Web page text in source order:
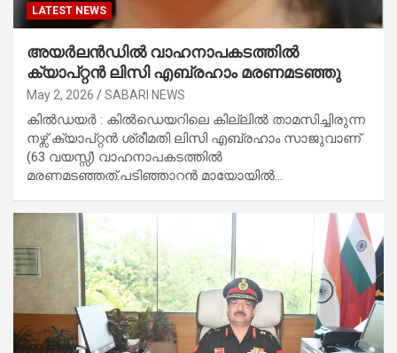
LATEST NEWS
അയർലൻഡിൽ വാഹനാപകടത്തിൽ
ക്യാപ്റ്റൻ ലിസി എബ്രഹാം മരണമടഞ്ഞു
May 2, 2026 SABARI NEWS
കില്‍ഡയര്‍ : കില്‍ഡെയറിലെ കില്ലില്‍ താമസിച്ചിരുന്ന
നഴ്സ് ക്യാപ്റ്റൻ ശ്രീമതി ലിസി എബ്രഹാം സാജുവാണ്
(63 വയസ്സ്) വാഹനാപകടത്തിൽ
മരണമടഞ്ഞത്.പടിഞ്ഞാറന്‍ മായോയില്‍…